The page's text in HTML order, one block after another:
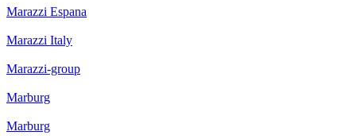
Marazzi Espana
Marazzi Italy
Marazzi-group
Marburg
Marburg